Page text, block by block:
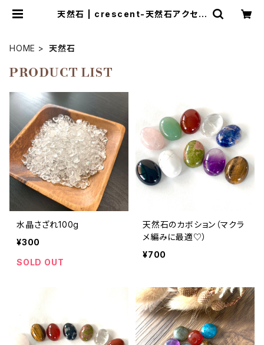
天然石 | crescent-天然石アクセサ
HOME 天然石
PRODUCT LIST
水晶さざれ100g
¥300
SOLD OUT
天然石のカボション（マクラ
メ編みに最適♡）
¥700